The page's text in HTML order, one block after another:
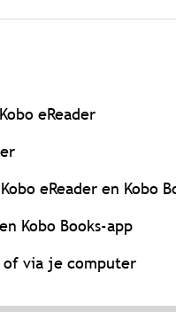
eReader
eReader en Kobo
Kobo Books-app
of via je computer